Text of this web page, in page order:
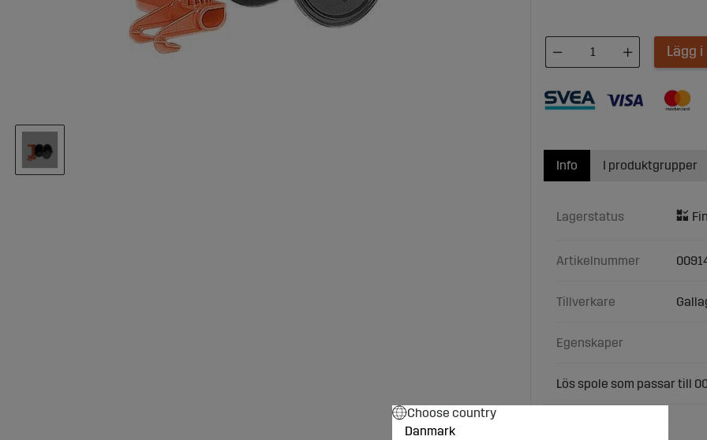
Lägg
Info
Lagerstatus
Artikelnummer
Tillverkare
Egenskaper
Lös spole som passar till
I produktgrupper
Choose country
Danmark